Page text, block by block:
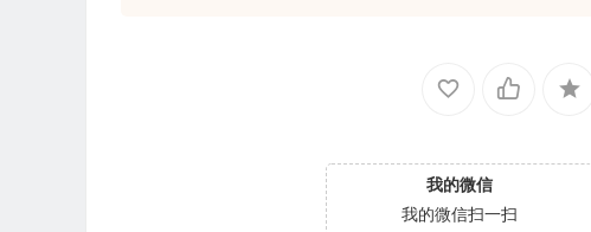
我的微信
我的微信扫一扫